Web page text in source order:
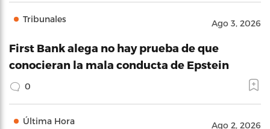
Tribunales Ago 3, 2026
First Bank alega no hay prueba de que
conocieran la mala conducta de Epstein
0
Última Hora Ago 2, 2026